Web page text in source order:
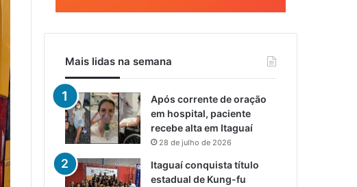
Mais lidas na semana
Após corrente de oração
em hospital, paciente
recebe alta em Itaguaí
28 de julho de 2026
Itaguaí conquista título
estadual de Kung-fu